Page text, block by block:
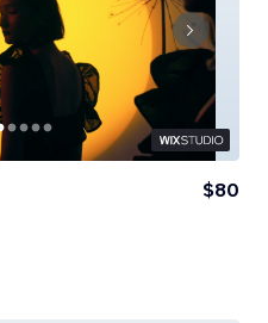
$80